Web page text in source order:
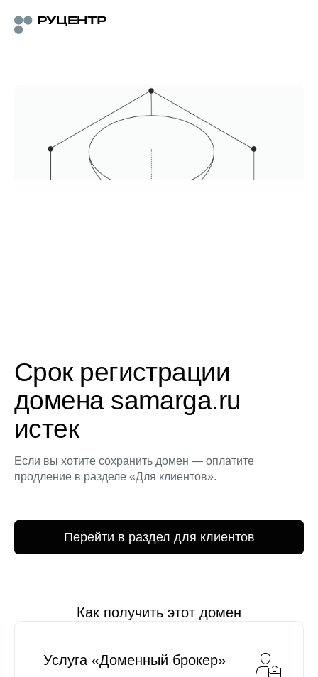
Срок регистрации
домена samarga.ru
истек
Если вы хотите сохранить домен — оплатите
продление в разделе «Для клиентов».
Перейти в раздел для клиентов
Как получить этот домен
Услуга «Доменный брокер»